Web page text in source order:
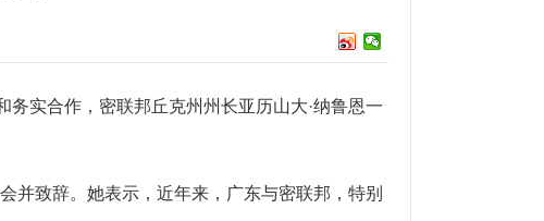
实合作，密联邦丘克州州长亚历山大·纳鲁恩一
致辞。她表示，近年来，广东与密联邦，特别